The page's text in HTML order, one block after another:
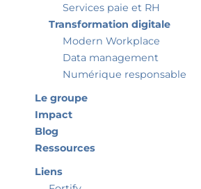
Services paie et RH
Transformation digitale
Modern Workplace
Data management
Numérique responsable
Le groupe
Impact
Blog
Ressources
Liens